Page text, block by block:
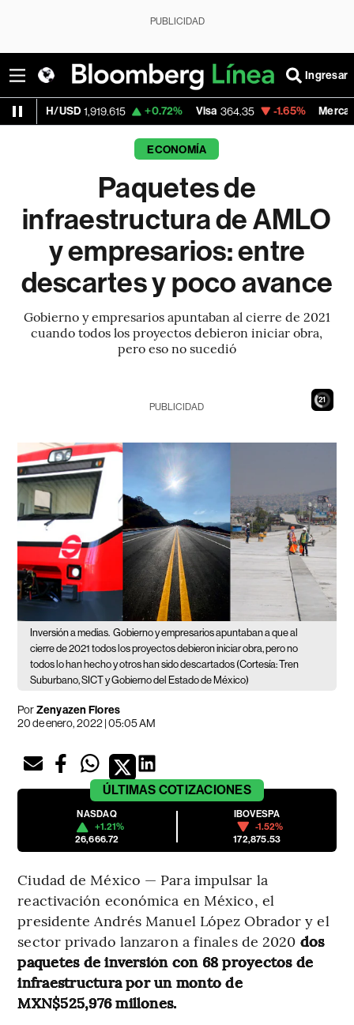
PUBLICIDAD
Ingresar
1,919.615 +0.72% Visa 364.35 -1.65% MercadoLibre
ECONOMÍA
Paquetes de
infraestructura de AMLO
y empresarios: entre
descartes y poco avance
Gobierno y empresarios apuntaban al cierre de 2021
cuando todos los proyectos debieron iniciar obra,
pero eso no sucedió
20
PUBLICIDAD
Inversión a medias. Gobierno y empresarios apuntaban a que al
cierre de 2021 todos los proyectos debieron iniciar obra, pero no
todos lo han hecho y otros han sido descartados (Cortesía: Tren
Suburbano, SICT y Gobierno del Estado de México)
PorZenyazen Flores
20 de enero, 2022 | 05:05 AM
ÚLTIMAS COTIZACIONES
NASDAQ
+1.21%
26,666.72
IBOVESPA
-1.52%
172,875.53
Ciudad de México — Para impulsar la
reactivación económica en México, el
presidente Andrés Manuel López Obrador y el
sector privado lanzaron a finales de 2020 dos
paquetes de inversión con 68 proyectos de
infraestructura por un monto de
MXN$525,976 millones.